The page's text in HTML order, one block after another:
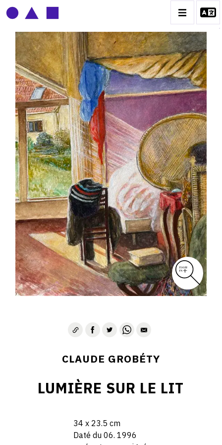
CLAUDE GROBÉTY
BIOGRAPHIE
CATALOGUE DES OEUVRES
CONTACT
CLAUDE GROBÉTY
LUMIÈRE SUR LE LIT
34 x 23.5 cm
Daté du 06. 1996